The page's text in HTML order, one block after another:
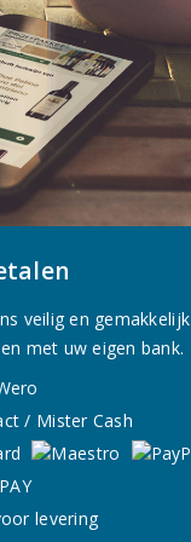
veilig en gemakkelijk
met uw eigen bank.